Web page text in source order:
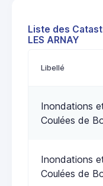
Liste des
LES ARNAY
Libellé
Inondations
Coulées de
Inondations
Coulées de